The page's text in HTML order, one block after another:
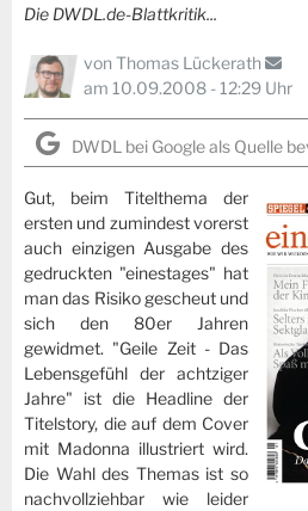
Die DWDL.de-Blattkritik...
vonThomas Lückerath
am 10.09.2008 - 12:29 Uhr
DWDL bei Google als Quelle
Gut, beim Titelthema der
ersten und zumindest vorerst
auch einzigen Ausgabe des
gedruckten "einestages" hat
man das Risiko gescheut und
sich den 80er Jahren
gewidmet. "Geile Zeit - Das
Lebensgefühl der achtziger
Jahre" ist die Headline der
Titelstory, die auf dem Cover
mit Madonna illustriert wird.
Die Wahl des Themas ist so
nachvollziehbar wie leider